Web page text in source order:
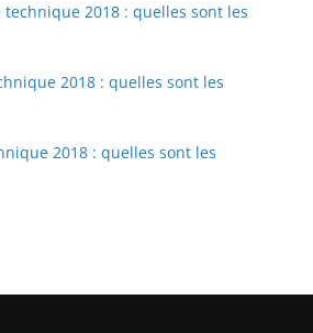
technique 2018 : quelles sont les
2018 : quelles sont les
2018 : quelles sont les